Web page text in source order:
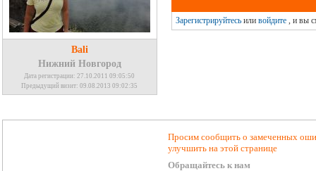
Bali
Нижний Новгород
Дата регистрации: 27.10.2011 09:05:50
Предыдущий визит: 09.08.2013 09:02:35
Зарегистрируйтесьили войдите, и вы
Просим сообщить о замеченных
улучшить на этой странице
Обращайтесь к нам